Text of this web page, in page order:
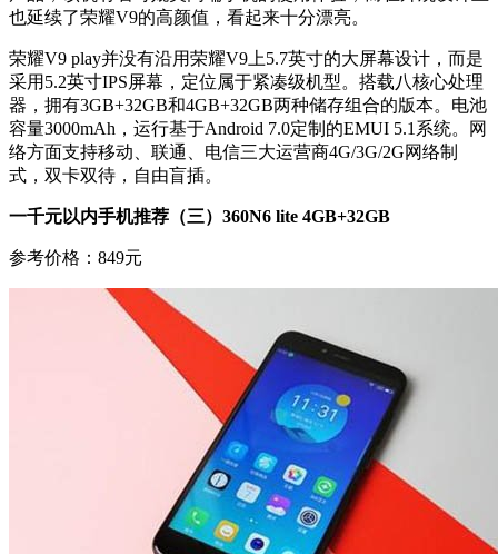
也延续了荣耀V9的高颜值，看起来十分漂亮。
荣耀V9 play并没有沿用荣耀V9上5.7英寸的大屏幕设计，而是
采用5.2英寸IPS屏幕，定位属于紧凑级机型。搭载八核心处理
器，拥有3GB+32GB和4GB+32GB两种储存组合的版本。电池
容量3000mAh，运行基于Android 7.0定制的EMUI 5.1系统。网
络方面支持移动、联通、电信三大运营商4G/3G/2G网络制
式，双卡双待，自由盲插。
一千元以内手机推荐（三）360N6 lite 4GB+32GB
参考价格：849元